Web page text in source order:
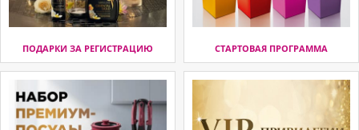
ПОДАРКИ ЗА РЕГИСТРАЦИЮ СТАРТОВАЯ ПРОГРАММА